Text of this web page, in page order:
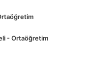
- Ortaöğretim